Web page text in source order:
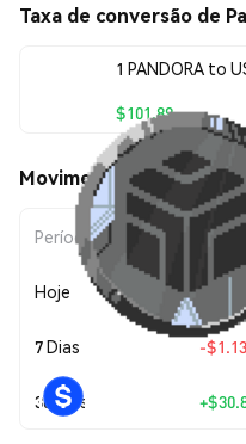
Taxa de conversão de
1 PANDORA to
$101.89
Movimentos de preço
Período
Hoje +
7 Dias -$1.13
30 Dias +